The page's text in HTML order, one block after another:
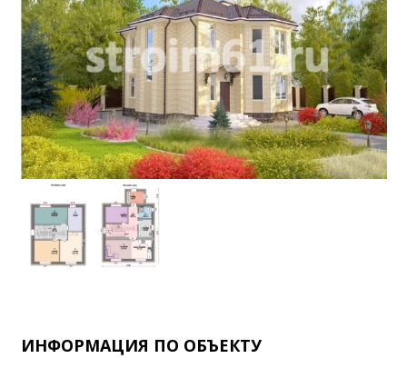
ИНФОРМАЦИЯ ПО ОБЪЕКТУ